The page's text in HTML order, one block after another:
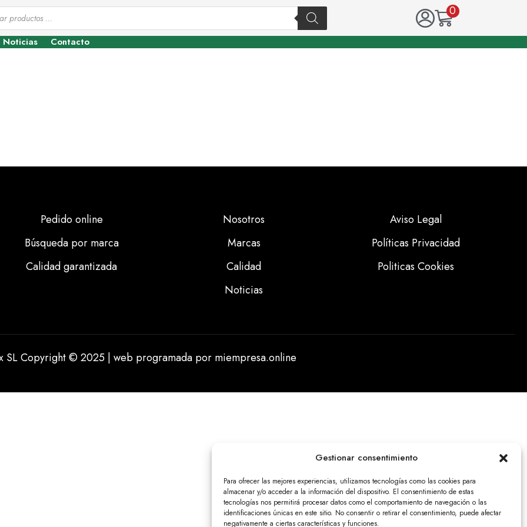
Gestionar consentimiento
Para ofrecer las mejores experiencias, utilizamos tecnologías como las cookies para
almacenar y/o acceder a la información del dispositivo. El consentimiento de estas
tecnologías nos permitirá procesar datos como el comportamiento de navegación o las
identificaciones únicas en este sitio. No consentir o retirar el consentimiento, puede afectar
negativamente a ciertas características y funciones.
0
Noticias Contacto
Pedido online
Búsqueda por marca
Calidad garantizada
Nosotros
Marcas
Calidad
Noticias
Aviso Legal
Políticas Privacidad
Politicas Cookies
SL Copyright © 2025 | web programada por miempresa.online